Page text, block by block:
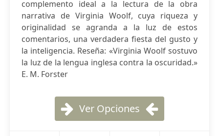
complemento ideal a la lectura de la obra
narrativa de Virginia Woolf, cuya riqueza y
originalidad se agranda a la luz de estos
comentarios, una verdadera fiesta del gusto y
la inteligencia. Reseña: «Virginia Woolf sostuvo
la luz de la lengua inglesa contra la oscuridad.»
E. M. Forster
Ver Opciones